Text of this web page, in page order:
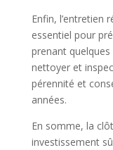
Enfin, l’entretien
essentiel pour
prenant
nettoyer et
pérennité et
années.
En somme, la
investissement